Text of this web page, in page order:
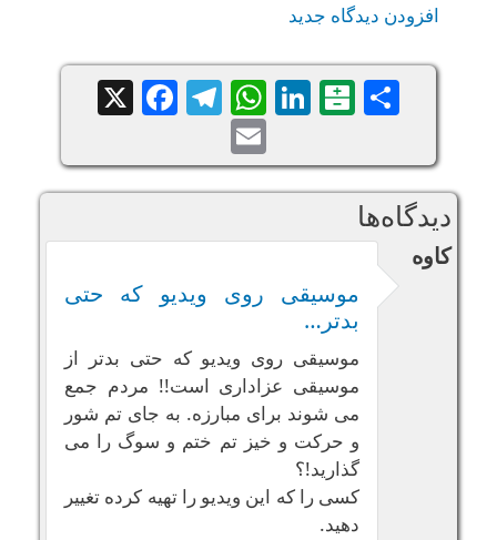
افزودن دیدگاه جدید
Share
Balatarin
LinkedIn
WhatsApp
Telegram
Facebook
X
Email
دیدگاه‌ها
کاوه
موسیقی روی ویدیو که حتی
بدتر…
موسیقی روی ویدیو که حتی بدتر از
موسیقی عزاداری است!! مردم جمع
می شوند برای مبارزه. به جای تم شور
و حرکت و‌ خیز تم ختم و سوگ را می
گذارید!؟
کسی را که این ویدیو را تهیه کرده تغییر
دهید.